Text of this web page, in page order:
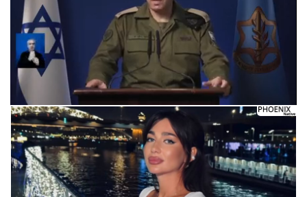
Следующее видео через 5 Отмена